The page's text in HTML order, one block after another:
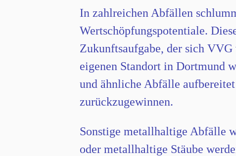
In zahlreichen Abfällen
Wertschöpfungspotentiale.
Zukunftsaufgabe, der sich
eigenen Standort in Dortmund
und ähnliche Abfälle
zurückzugewinnen.
Sonstige metallhaltige Abfälle
oder metallhaltige Stäube